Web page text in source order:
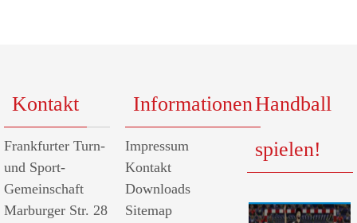
Kontakt
Frankfurter Turn-
und Sport-
Gemeinschaft
Marburger Str. 28
Informationen
Impressum
Kontakt
Downloads
Sitemap
Handball
spielen!